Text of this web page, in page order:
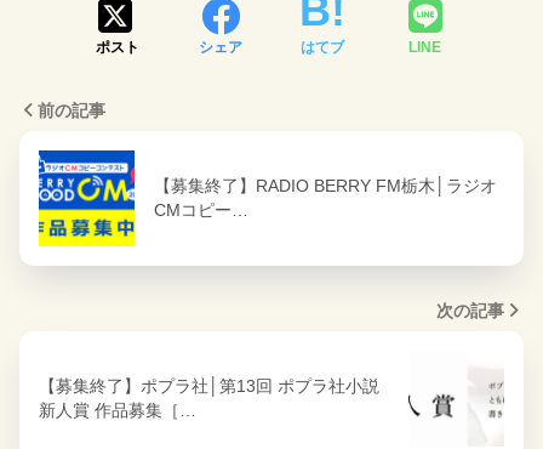
ポスト シェア はてブ LINE
前の記事
【募集終了】RADIO BERRY FM栃木│ラジオ
CMコピー…
次の記事
【募集終了】ポプラ社│第13回 ポプラ社小説
新人賞 作品募集［…